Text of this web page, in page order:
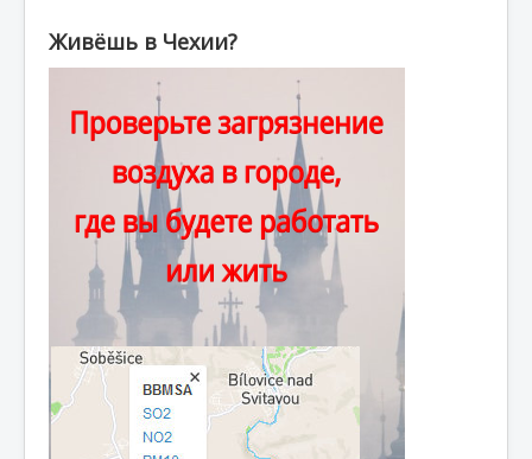
Живёшь в Чехии?